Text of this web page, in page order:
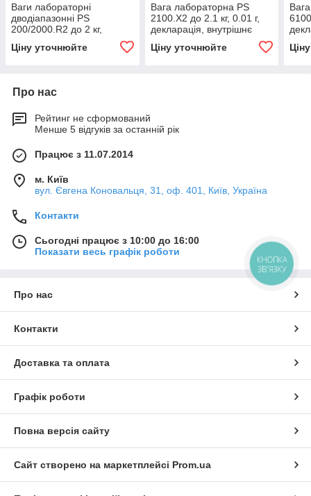
Ваги лабораторні
дводіапазонні PS
200/2000.R2 до 2 кг,
внутрішнє калібрування
Ціну уточнюйте
Вага лабораторна PS
2100.X2 до 2.1 кг, 0.01 г,
декларація, внутрішнє
калібрування, сенсорний
екран 5"
Ціну уточнюйте
Про нас
Рейтинг не сформований
Менше 5 відгуків за останній рік
Працює з 11.07.2014
м. Київ
вул. Євгена Коновальця, 31, оф. 401, Київ, Україна
Контакти
Сьогодні працює з 10:00 до 16:00
Показати весь графік роботи
Про нас
Контакти
Доставка та оплата
Графік роботи
Повна версія сайту
Сайт створено на маркетплейсі Prom.ua
КНОПКА
ЗВ'ЯЗКУ